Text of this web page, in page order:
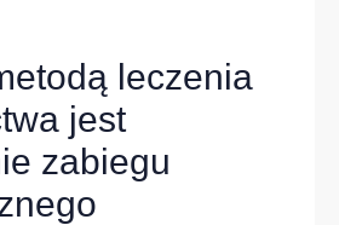
leczenia
jest
zabiegu